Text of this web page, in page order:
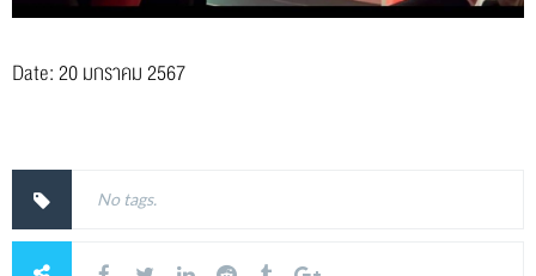
Date: 20 มกราคม 2567
No tags.